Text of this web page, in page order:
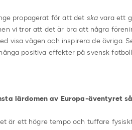
propagerat för att det ska vara ett
vi tror att det är bra att några
visa vägen och inspirera de övriga.
positiva effekter på svensk
lärdomen av Europa-äventyret
är ett högre tempo och tuffare